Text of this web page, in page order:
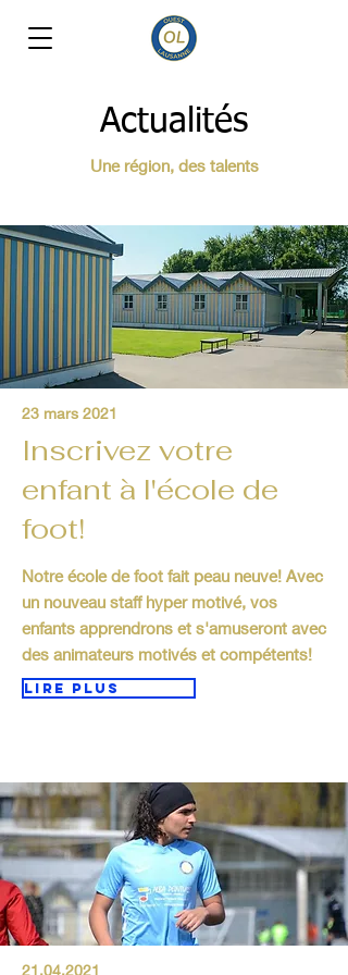
Actualités
Une région, des talents
23 mars 2021
Inscrivez votre
enfant à l'école de
foot!
Notre école de foot fait peau neuve! Avec
un nouveau staff hyper motivé, vos
enfants apprendrons et s'amuseront avec
des animateurs motivés et compétents!
Lire plus
21.04.2021